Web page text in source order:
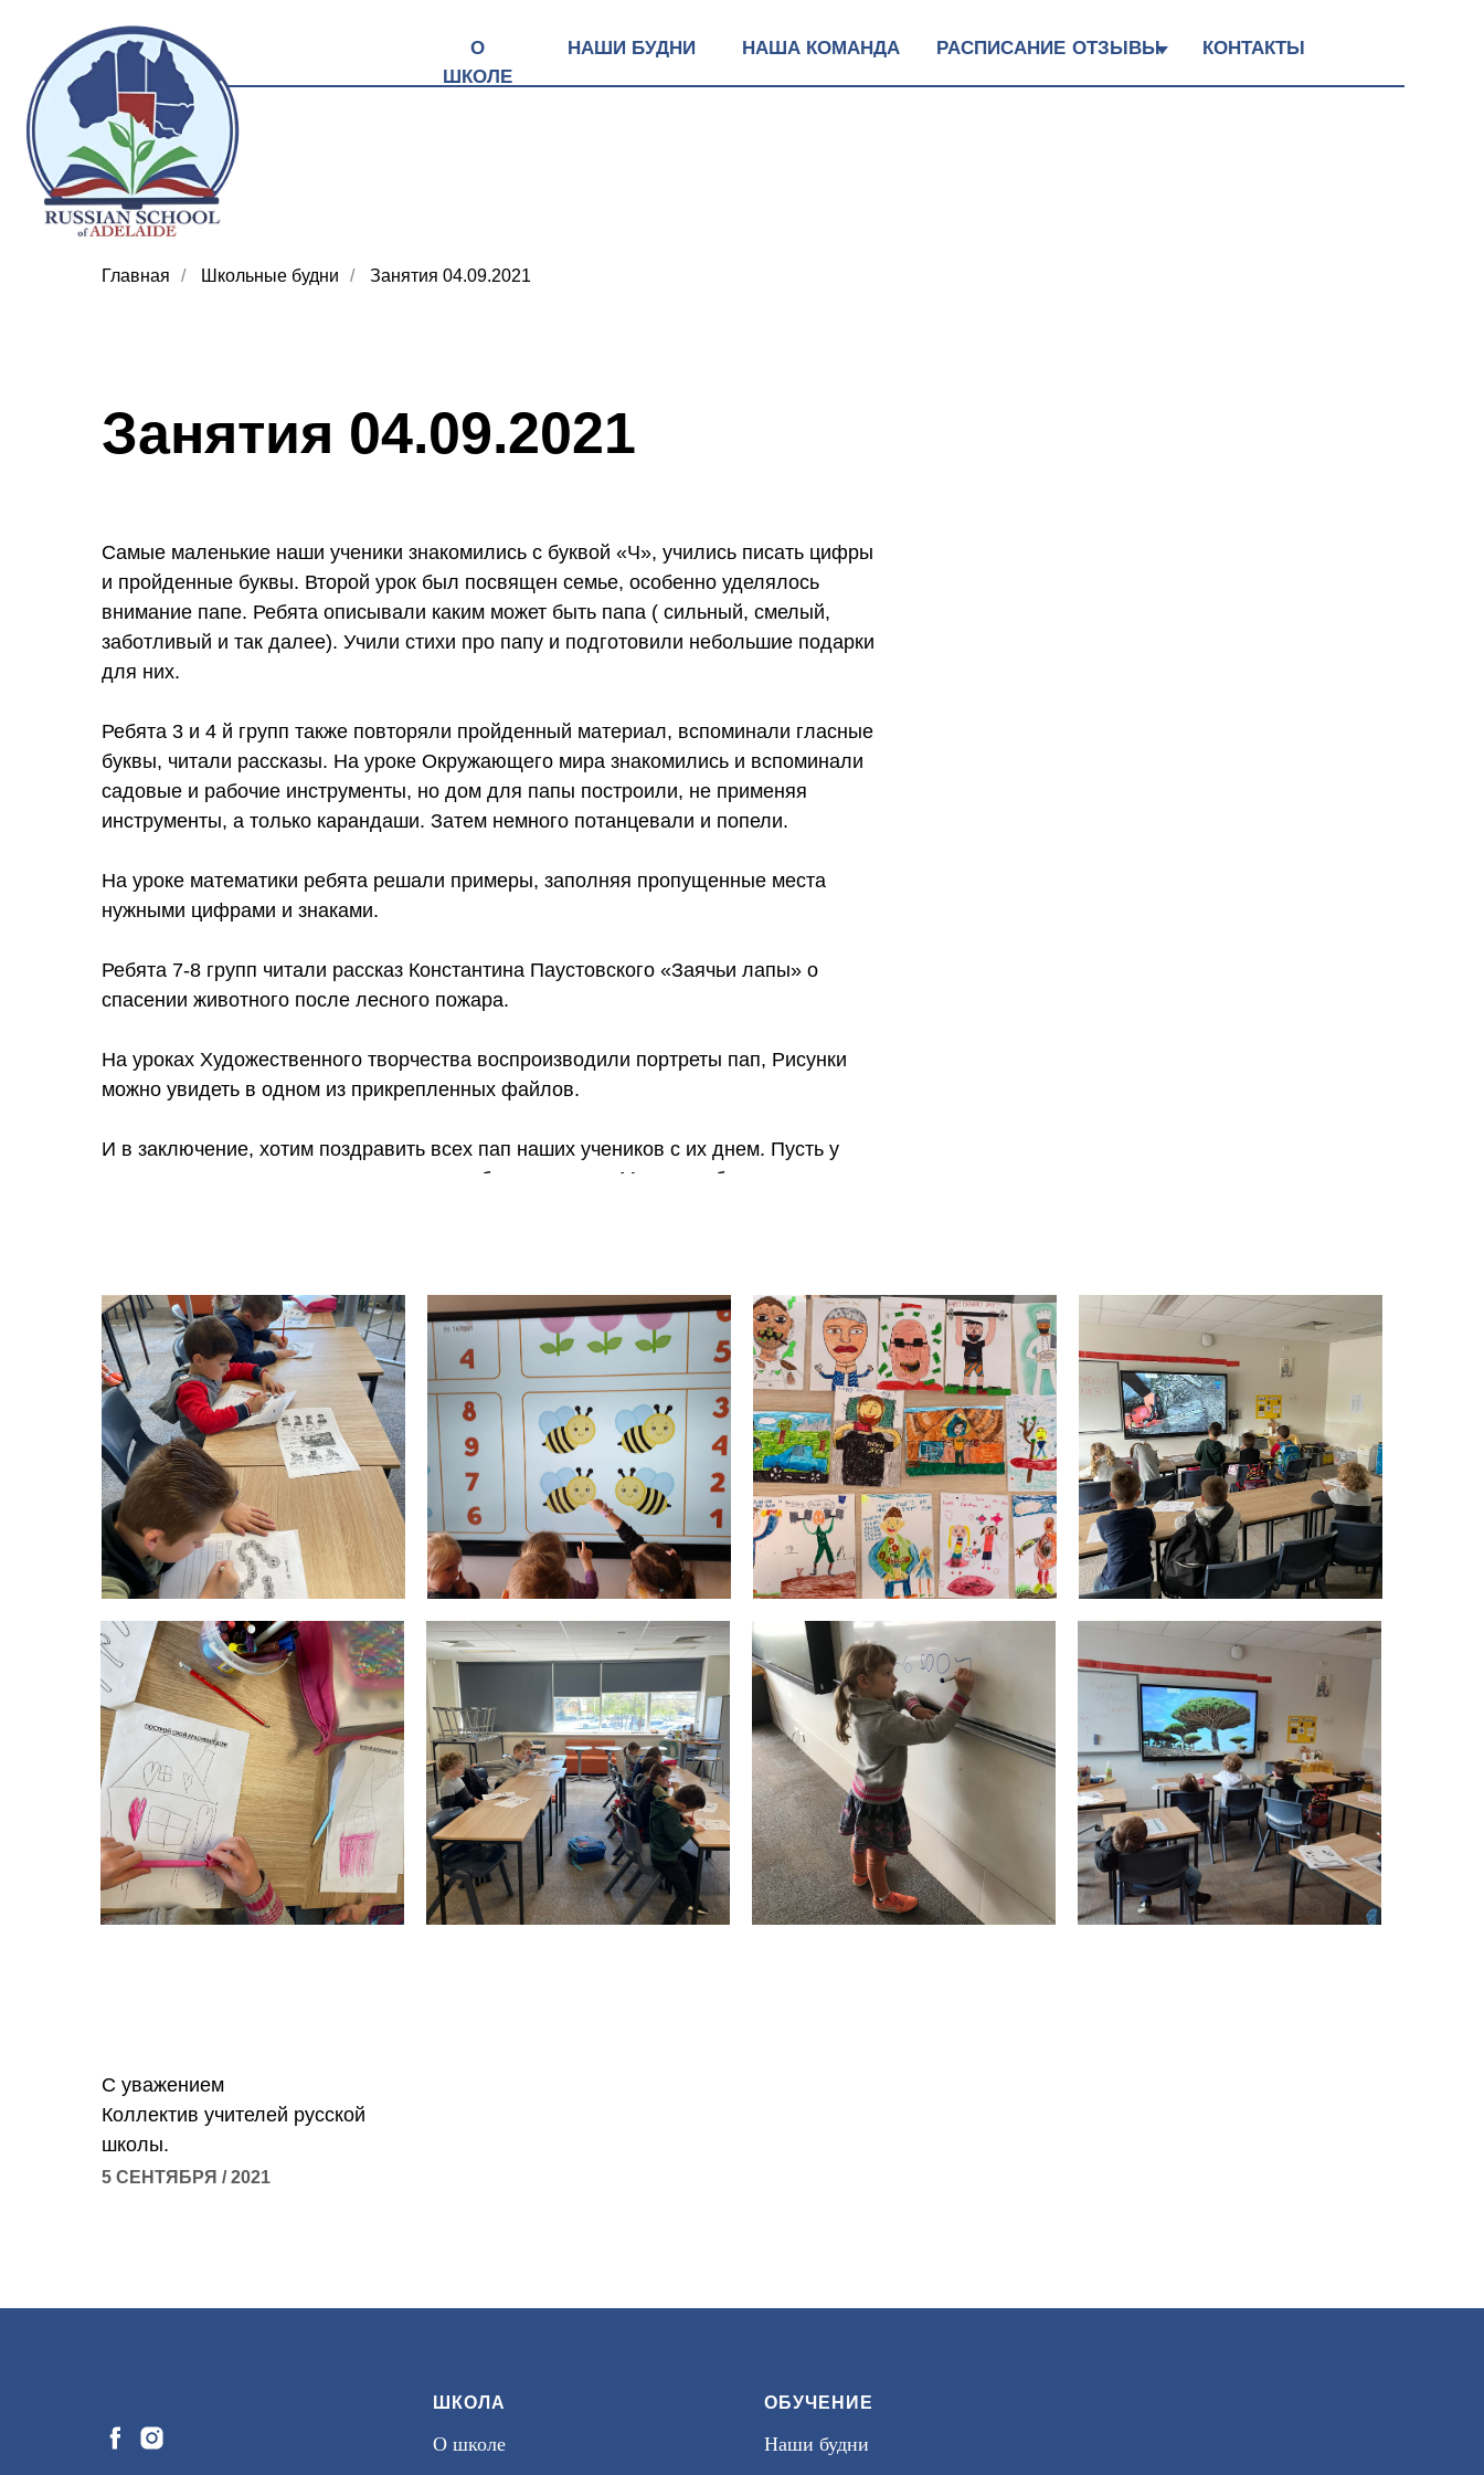
О
ШКОЛЕ
НАШИ БУДНИ НАША КОМАНДА РАСПИСАНИЕ ОТЗЫВЫ КОНТАКТЫ
Главная / Школьные будни / Занятия 04.09.2021
Занятия 04.09.2021
Самые маленькие наши ученики знакомились с буквой «Ч», учились писать цифры
и пройденные буквы. Второй урок был посвящен семье, особенно уделялось
внимание папе. Ребята описывали каким может быть папа ( сильный, смелый,
заботливый и так далее). Учили стихи про папу и подготовили небольшие подарки
для них.
Ребята 3 и 4 й групп также повторяли пройденный материал, вспоминали гласные
буквы, читали рассказы. На уроке Окружающего мира знакомились и вспоминали
садовые и рабочие инструменты, но дом для папы построили, не применяя
инструменты, а только карандаши. Затем немного потанцевали и попели.
На уроке математики ребята решали примеры, заполняя пропущенные места
нужными цифрами и знаками.
Ребята 7-8 групп читали рассказ Константина Паустовского «Заячьи лапы» о
спасении животного после лесного пожара.
На уроках Художественного творчества воспроизводили портреты пап, Рисунки
можно увидеть в одном из прикрепленных файлов.
И в заключение, хотим поздравить всех пап наших учеников с их днем. Пусть у
вас и в ваших семьях все складывается благополучно. Мира и добра желаем
С уважением
Коллектив учителей русской
школы.
5 СЕНТЯБРЯ / 2021
ШКОЛА
О школе
ОБУЧЕНИЕ
Наши будни